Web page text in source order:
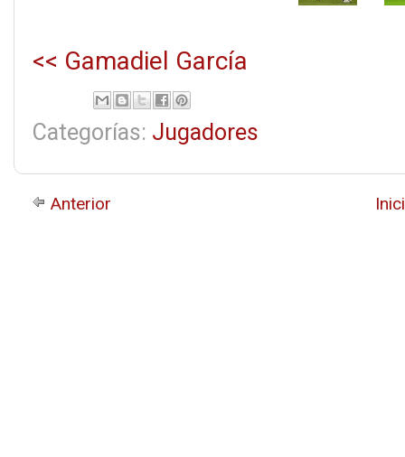
<< Gamadiel García
Categorías: Jugadores
Anterior